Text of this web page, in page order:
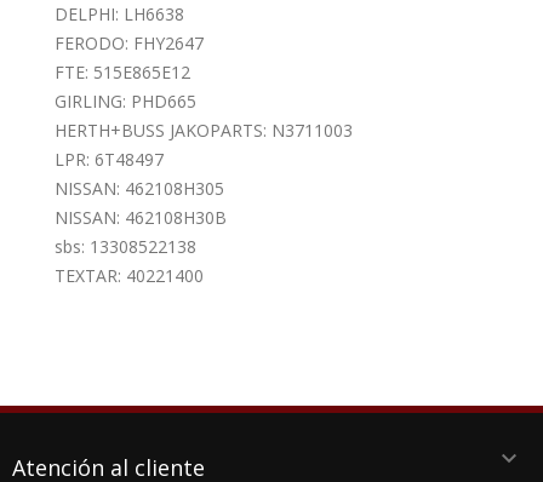
DELPHI: LH6638
FERODO: FHY2647
FTE: 515E865E12
GIRLING: PHD665
HERTH+BUSS JAKOPARTS: N3711003
LPR: 6T48497
NISSAN: 462108H305
NISSAN: 462108H30B
sbs: 13308522138
TEXTAR: 40221400
Atención al cliente keyboard_arrow_down